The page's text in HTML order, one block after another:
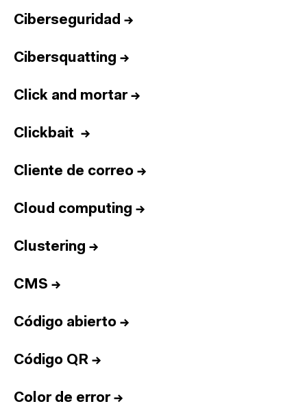
Ciberseguridad →
Cibersquatting →
Click and mortar→
Clickbait →
Cliente de correo →
Cloud computing →
Clustering →
CMS →
Código abierto →
Código QR →
Color de error→